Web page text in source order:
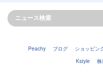
Peachy ブログ ショッピン
Kstyle